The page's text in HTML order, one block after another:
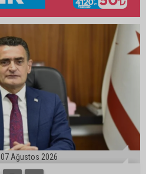
07 Ağustos 2026